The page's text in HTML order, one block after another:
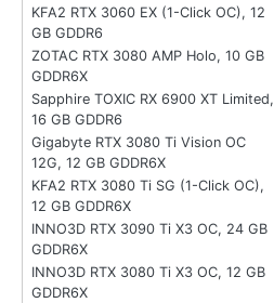
KFA2 RTX 3060 EX (1-Click OC), 12
GB GDDR6
ZOTAC RTX 3080 AMP Holo, 10 GB
GDDR6X
Sapphire TOXIC RX 6900 XT Limited,
16 GB GDDR6
Gigabyte RTX 3080 Ti Vision OC
12G, 12 GB GDDR6X
KFA2 RTX 3080 Ti SG (1-Click OC),
12 GB GDDR6X
INNO3D RTX 3090 Ti X3 OC, 24 GB
GDDR6X
INNO3D RTX 3080 Ti X3 OC, 12 GB
GDDR6X